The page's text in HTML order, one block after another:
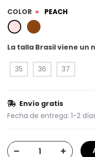
COLOR * PEACH
La talla Brasil viene un
35 36 37
Envío gratis
Fecha de entrega: 1-2